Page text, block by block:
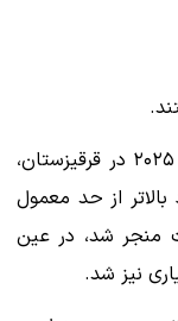
به عنوان مثال، یک رویداد گرمایی در سال ۲۰۲۵ در قرقیزستان،
سانتیگراد بالاتر از حد معمول
غلات منجر شد، در عین
نیز شد.